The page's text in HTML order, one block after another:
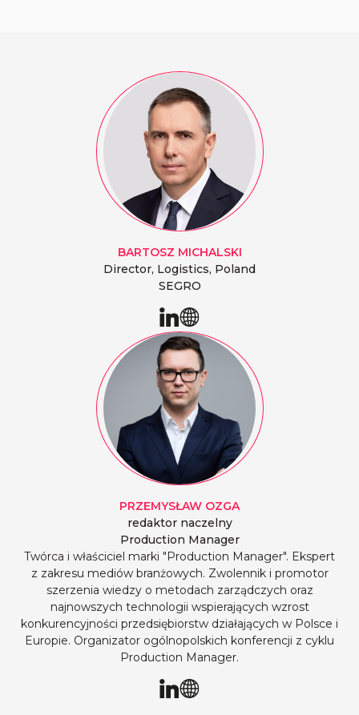
BARTOSZ MICHALSKI
Director, Logistics, Poland
SEGRO
PRZEMYSŁAW OZGA
redaktor naczelny
Production Manager
Twórca i właściciel marki "Production Manager". Ekspert
z zakresu mediów branżowych. Zwolennik i promotor
szerzenia wiedzy o metodach zarządczych oraz
najnowszych technologii wspierających wzrost
konkurencyjności przedsiębiorstw działających w Polsce i
Europie. Organizator ogólnopolskich konferencji z cyklu
Production Manager.